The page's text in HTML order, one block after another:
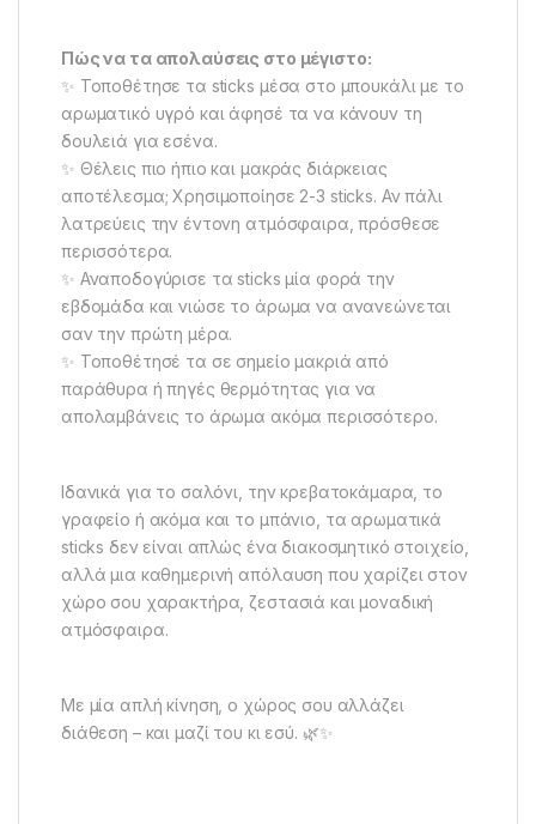
Πώς να τα απολαύσεις στο μέγιστο:
✨ Τοποθέτησε τα sticks μέσα στο μπουκάλι με το
αρωματικό υγρό και άφησέ τα να κάνουν τη
δουλειά για εσένα.
✨ Θέλεις πιο ήπιο και μακράς διάρκειας
αποτέλεσμα; Χρησιμοποίησε 2-3 sticks. Αν πάλι
λατρεύεις την έντονη ατμόσφαιρα, πρόσθεσε
περισσότερα.
✨ Αναποδογύρισε τα sticks μία φορά την
εβδομάδα και νιώσε το άρωμα να ανανεώνεται
σαν την πρώτη μέρα.
✨ Τοποθέτησέ τα σε σημείο μακριά από
παράθυρα ή πηγές θερμότητας για να
απολαμβάνεις το άρωμα ακόμα περισσότερο.
Ιδανικά για το σαλόνι, την κρεβατοκάμαρα, το
γραφείο ή ακόμα και το μπάνιο, τα αρωματικά
sticks δεν είναι απλώς ένα διακοσμητικό στοιχείο,
αλλά μια καθημερινή απόλαυση που χαρίζει στον
χώρο σου χαρακτήρα, ζεστασιά και μοναδική
ατμόσφαιρα.
Με μία απλή κίνηση, ο χώρος σου αλλάζει
διάθεση – και μαζί του κι εσύ. 🌿✨